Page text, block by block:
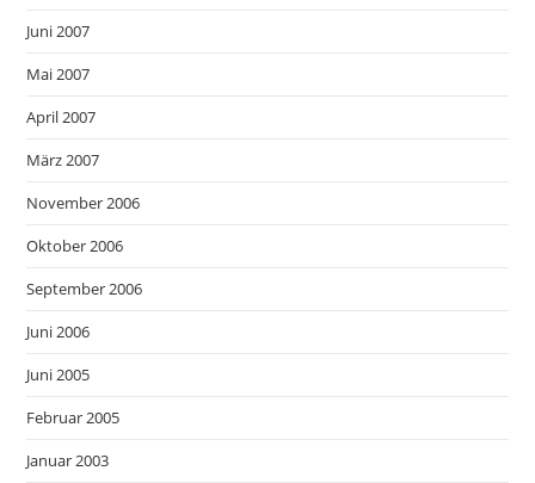
Juni 2007
Mai 2007
April 2007
März 2007
November 2006
Oktober 2006
September 2006
Juni 2006
Juni 2005
Februar 2005
Januar 2003